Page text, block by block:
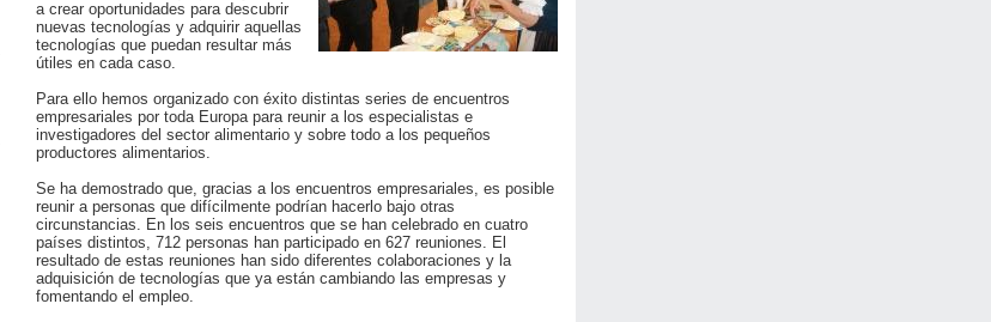
a crear oportunidades para descubrir
nuevas tecnologías y adquirir aquellas
tecnologías que puedan resultar más
útiles en cada caso.
Para ello hemos organizado con éxito distintas series de encuentros
empresariales por toda Europa para reunir a los especialistas e
investigadores del sector alimentario y sobre todo a los pequeños
productores alimentarios.
Se ha demostrado que, gracias a los encuentros empresariales, es posible
reunir a personas que difícilmente podrían hacerlo bajo otras
circunstancias. En los seis encuentros que se han celebrado en cuatro
países distintos, 712 personas han participado en 627 reuniones. El
resultado de estas reuniones han sido diferentes colaboraciones y la
adquisición de tecnologías que ya están cambiando las empresas y
fomentando el empleo.